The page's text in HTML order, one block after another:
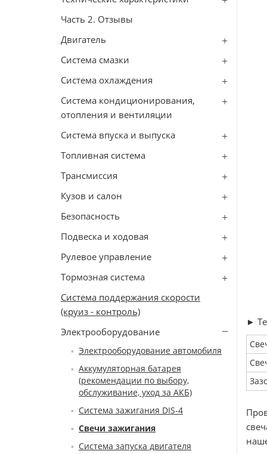
Часть 2. Отзывы
Двигатель
Система смазки
Система охлаждения
Система кондиционирования,
отопления и вентиляции
Система впуска и выпуска
Топливная система
Трансмиссия
Кузов и салон
Безопасность
Подвеска и ходовая
Рулевое управление
Тормозная система
Система поддержания скорости
(круиз - контроль)
Электрооборудование
Электрооборудование автомобиля
Аккумуляторная батарея
(рекомендации по выбору,
обслуживание, уход за АКБ)
Система зажигания DIS-4
Свечи зажигания
Система запуска двигателя
►